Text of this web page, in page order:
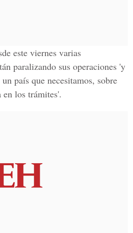
este viernes varias
paralizando sus operaciones 'y
país que necesitamos, sobre
los trámites'.